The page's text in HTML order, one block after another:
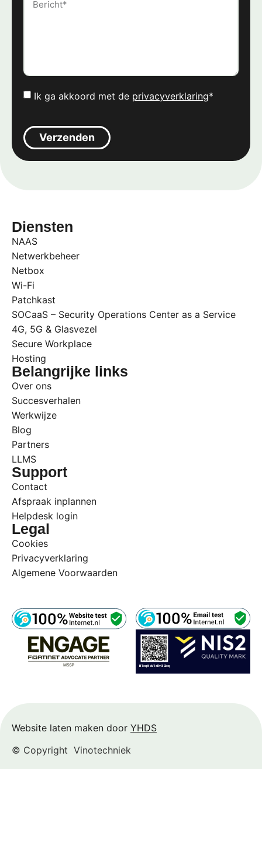
Ik ga akkoord met de privacyverklaring*
Verzenden
Diensten
NAAS
Netwerkbeheer
Netbox
Wi-Fi
Patchkast
SOCaaS – Security Operations Center as a Service
4G, 5G & Glasvezel
Secure Workplace
Hosting
Belangrijke links
Over ons
Succesverhalen
Werkwijze
Blog
Partners
LLMS
Support
Contact
Afspraak inplannen
Helpdesk login
Legal
Cookies
Privacyverklaring
Algemene Voorwaarden
© Copyright Vinotechniek
Website laten maken door YHDS